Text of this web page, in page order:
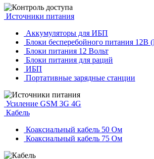
Источники питания
Аккумуляторы для ИБП
Блоки бесперебойного питания 12В
Блоки питания 12 Вольт
Блоки питания для раций
ИБП
Портативные зарядные станции
Усиление GSM 3G 4G
Кабель
Коаксиальный кабель 50 Ом
Коаксиальный кабель 75 Ом